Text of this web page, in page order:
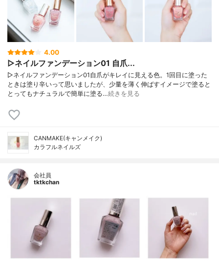
4.00
▷ネイルファンデーション01 自爪...
▷ネイルファンデーション01自爪がキレイに見える色。1回目に塗った
ときは塗り辛いって思いましたが、少量を薄く伸ばすイメージで塗ると
とってもナチュラルで簡単に塗る…続きを見る
CANMAKE(キャンメイク)
カラフルネイルズ
会社員
tktkchan